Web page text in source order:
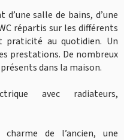
salle de bains, d’une
répartis sur les différents
praticité au quotidien. Un
prestations. De nombreux
dans la maison.
avec radiateurs,
de l’ancien, une